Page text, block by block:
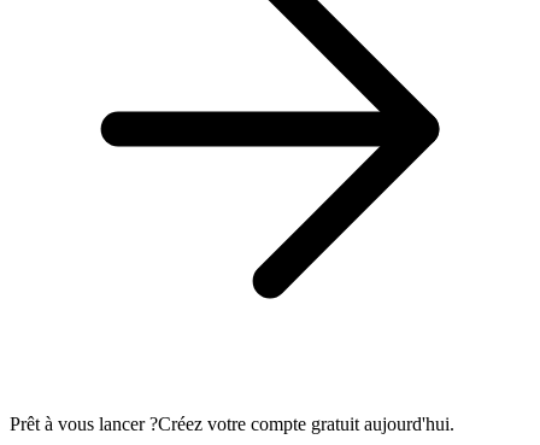
Prêt à vous lancer ?Créez votre compte gratuit aujourd'hui.